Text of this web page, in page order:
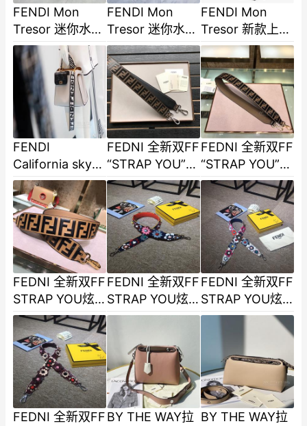
FENDI Mon
Tresor 迷你水桶
包意大利小皮制
作烫印“FENDI
ROMA”经典字母
图-2
FENDI Mon
Tresor 迷你水桶
包意大利小皮制
作烫印“FENDI
ROMA”经典字母
图
FENDI Mon
Tresor 新款上市
迷你水桶包拉菲
草纯手工编织底
部包边采用意大
利
FENDI
California sky系
列肩带 黑白涂鸦
设计 百搭单品
size 90cm40F
款号
FEDNI 全新双FF
“STRAP YOU”炫
彩肩带 全明星肩
带风潮炫彩肩带
随意搭以时-2
FEDNI 全新双FF
“STRAP YOU”炫
彩肩带 全明星肩
带风潮炫彩肩带
随意搭以时
FEDNI 全新双FF
STRAP YOU炫
彩肩带 全明星肩
带风潮炫彩肩带
随意搭以时
FEDNI 全新双FF
STRAP YOU炫
彩肩带 全明星肩
随意搭以-3
FEDNI 全新双FF
STRAP YOU炫
彩肩带 全明星肩
带风潮炫彩肩带
FEDNI 全新双FFBY THE WAY拉 BY THE WAY拉